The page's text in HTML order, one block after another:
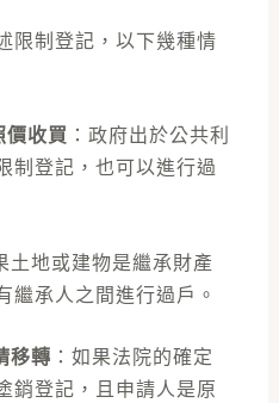
限制登記，以下幾種情
價收買 ：政府出於公共利
制登記，也可以進行過
土地或建物是繼承財產
繼承人之間進行過戶。
移轉 ：如果法院的確定
銷登記，且申請人是原